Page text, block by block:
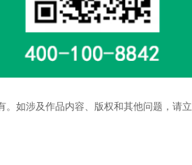
如涉及作品内容、版权和其他问题，请立